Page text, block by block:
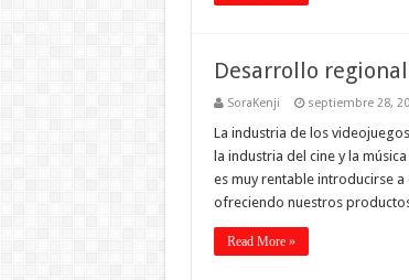
Desarrollo
SoraKenji septiembre 28,
La industria de los
la industria del cine y la
es muy rentable introducirse
ofreciendo nuestros
Read More »